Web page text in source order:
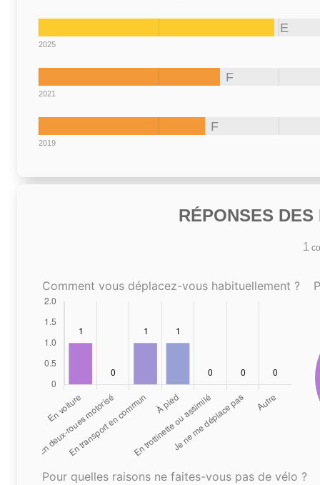
E
2025
F
2021
F
2019
RÉPONSES
1
Comment vous déplacez-vous habituellement ?
Pour quelles raisons ne faites-vous pas de vélo ?